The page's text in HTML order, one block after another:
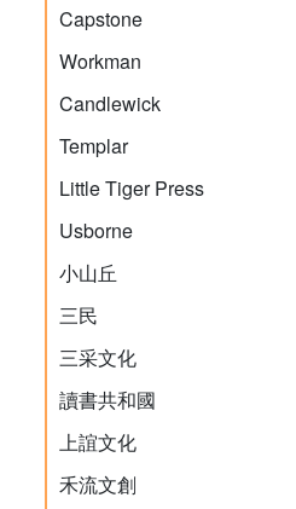
Capstone
Workman
Candlewick
Templar
Little Tiger Press
Usborne
小山丘
三民
三采文化
讀書共和國
上誼文化
禾流文創